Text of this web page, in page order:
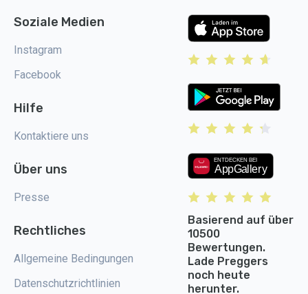
Soziale Medien
Instagram
Facebook
Hilfe
Kontaktiere uns
Über uns
Presse
Rechtliches
Allgemeine Bedingungen
Datenschutzrichtlinien
Basierend auf über
10500
Bewertungen.
Lade Preggers
noch heute
herunter.